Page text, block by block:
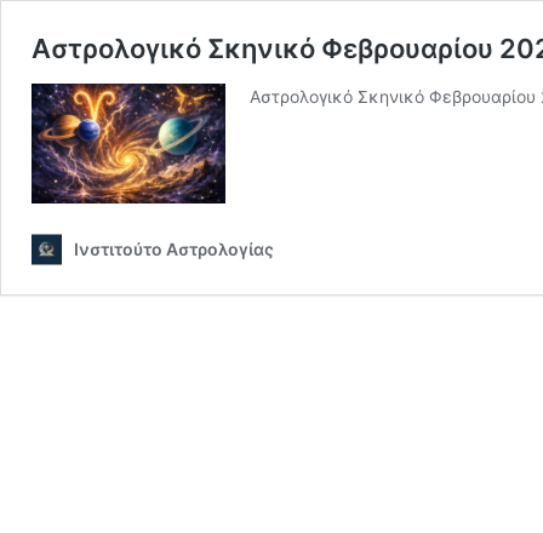
Αστρολογικό Σκηνικό Φεβρουαρίου
Αστρολογικό Σκηνικό
Ινστιτούτο Αστρολογίας